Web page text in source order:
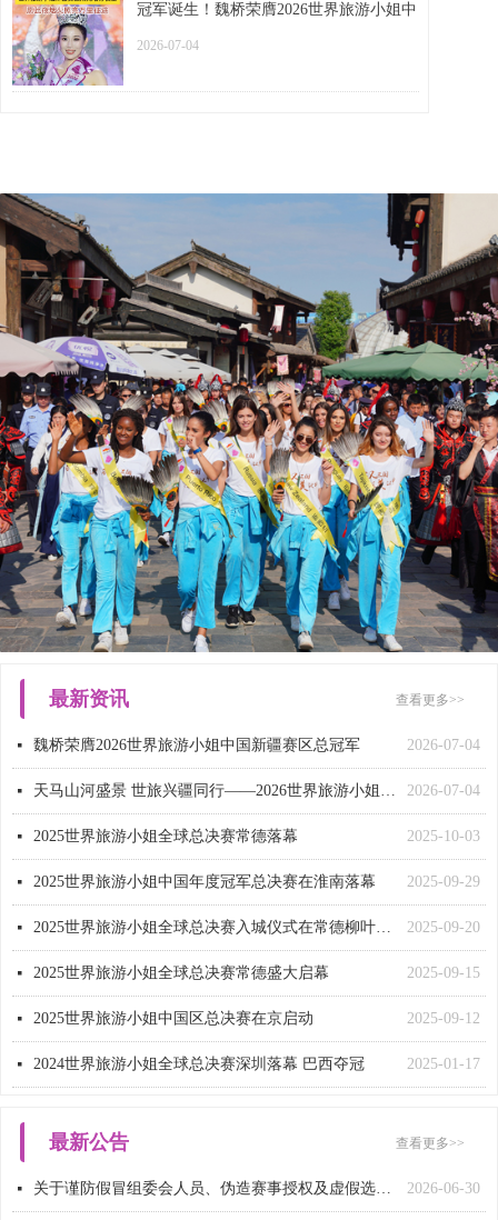
最新公告
2026-06-30
넷 关于谨防假冒组委会人员、伪造赛事授权及虚假选手身份的严正声明
查看更多>>
查看更多>>
2026-07-04
넷 魏桥荣膺2026世界旅游小姐中国新疆赛区总冠军
2026-07-04
넷 天马山河盛景 世旅兴疆同行——2026世界旅游小姐中国（新疆）赛区总决赛暨颁奖盛典在昭苏盛大启幕
2025-10-03
넷 2025世界旅游小姐全球总决赛常德落幕
2025-09-29
넷 ‌2025世界旅游小姐中国年度冠军总决赛在淮南落幕‌
2025-09-20
넷 2025世界旅游小姐全球总决赛入城仪式在常德柳叶湖畔举行
2025-09-15
넷 2025世界旅游小姐全球总决赛常德盛大启幕
2025-09-12
넷 2025世界旅游小姐中国区总决赛在京启动
2025-01-17
넷 2024世界旅游小姐全球总决赛深圳落幕 巴西夺冠
最新资讯
冠军诞生！魏桥荣膺2026世界旅游小姐中
国新疆赛区总冠军
2026-07-04